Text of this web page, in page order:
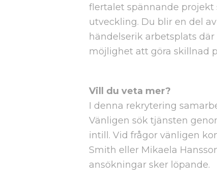
flertalet spännande
utveckling. Du blir en del
händelserik arbetsplats
möjlighet att göra skillnad
Vill du veta mer?
I denna rekrytering
Vänligen sök tjänsten
intill. Vid frågor vänligen
Smith eller Mikaela
ansökningar sker löpande.